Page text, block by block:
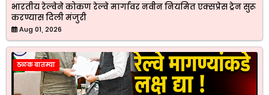
भारतीय रेल्वेने कोकण रेल्वे मार्गावर नवीन नियमित एक्सप्रेस ट्रेन सुरू
करण्यास दिली मंजुरी
Aug 01, 2026
ठळक बातम्या